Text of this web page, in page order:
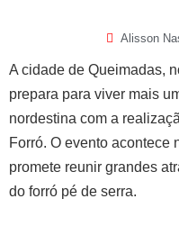
Alisson
A cidade de Queimadas,
prepara para viver mais
nordestina com a
Forró. O evento acontece
promete reunir grandes
do forró pé de serra.